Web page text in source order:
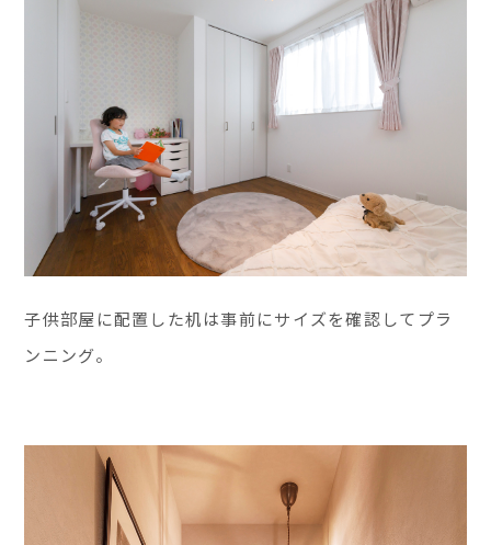
子供部屋に配置した机は事前にサイズを確認してプラ
ンニング。